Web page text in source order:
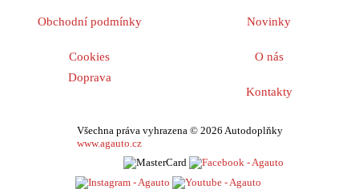
Obchodní podmínky
Cookies
Doprava
Novinky
O nás
Kontakty
Všechna práva vyhrazena © 2026 Autodoplňky
www.agauto.cz